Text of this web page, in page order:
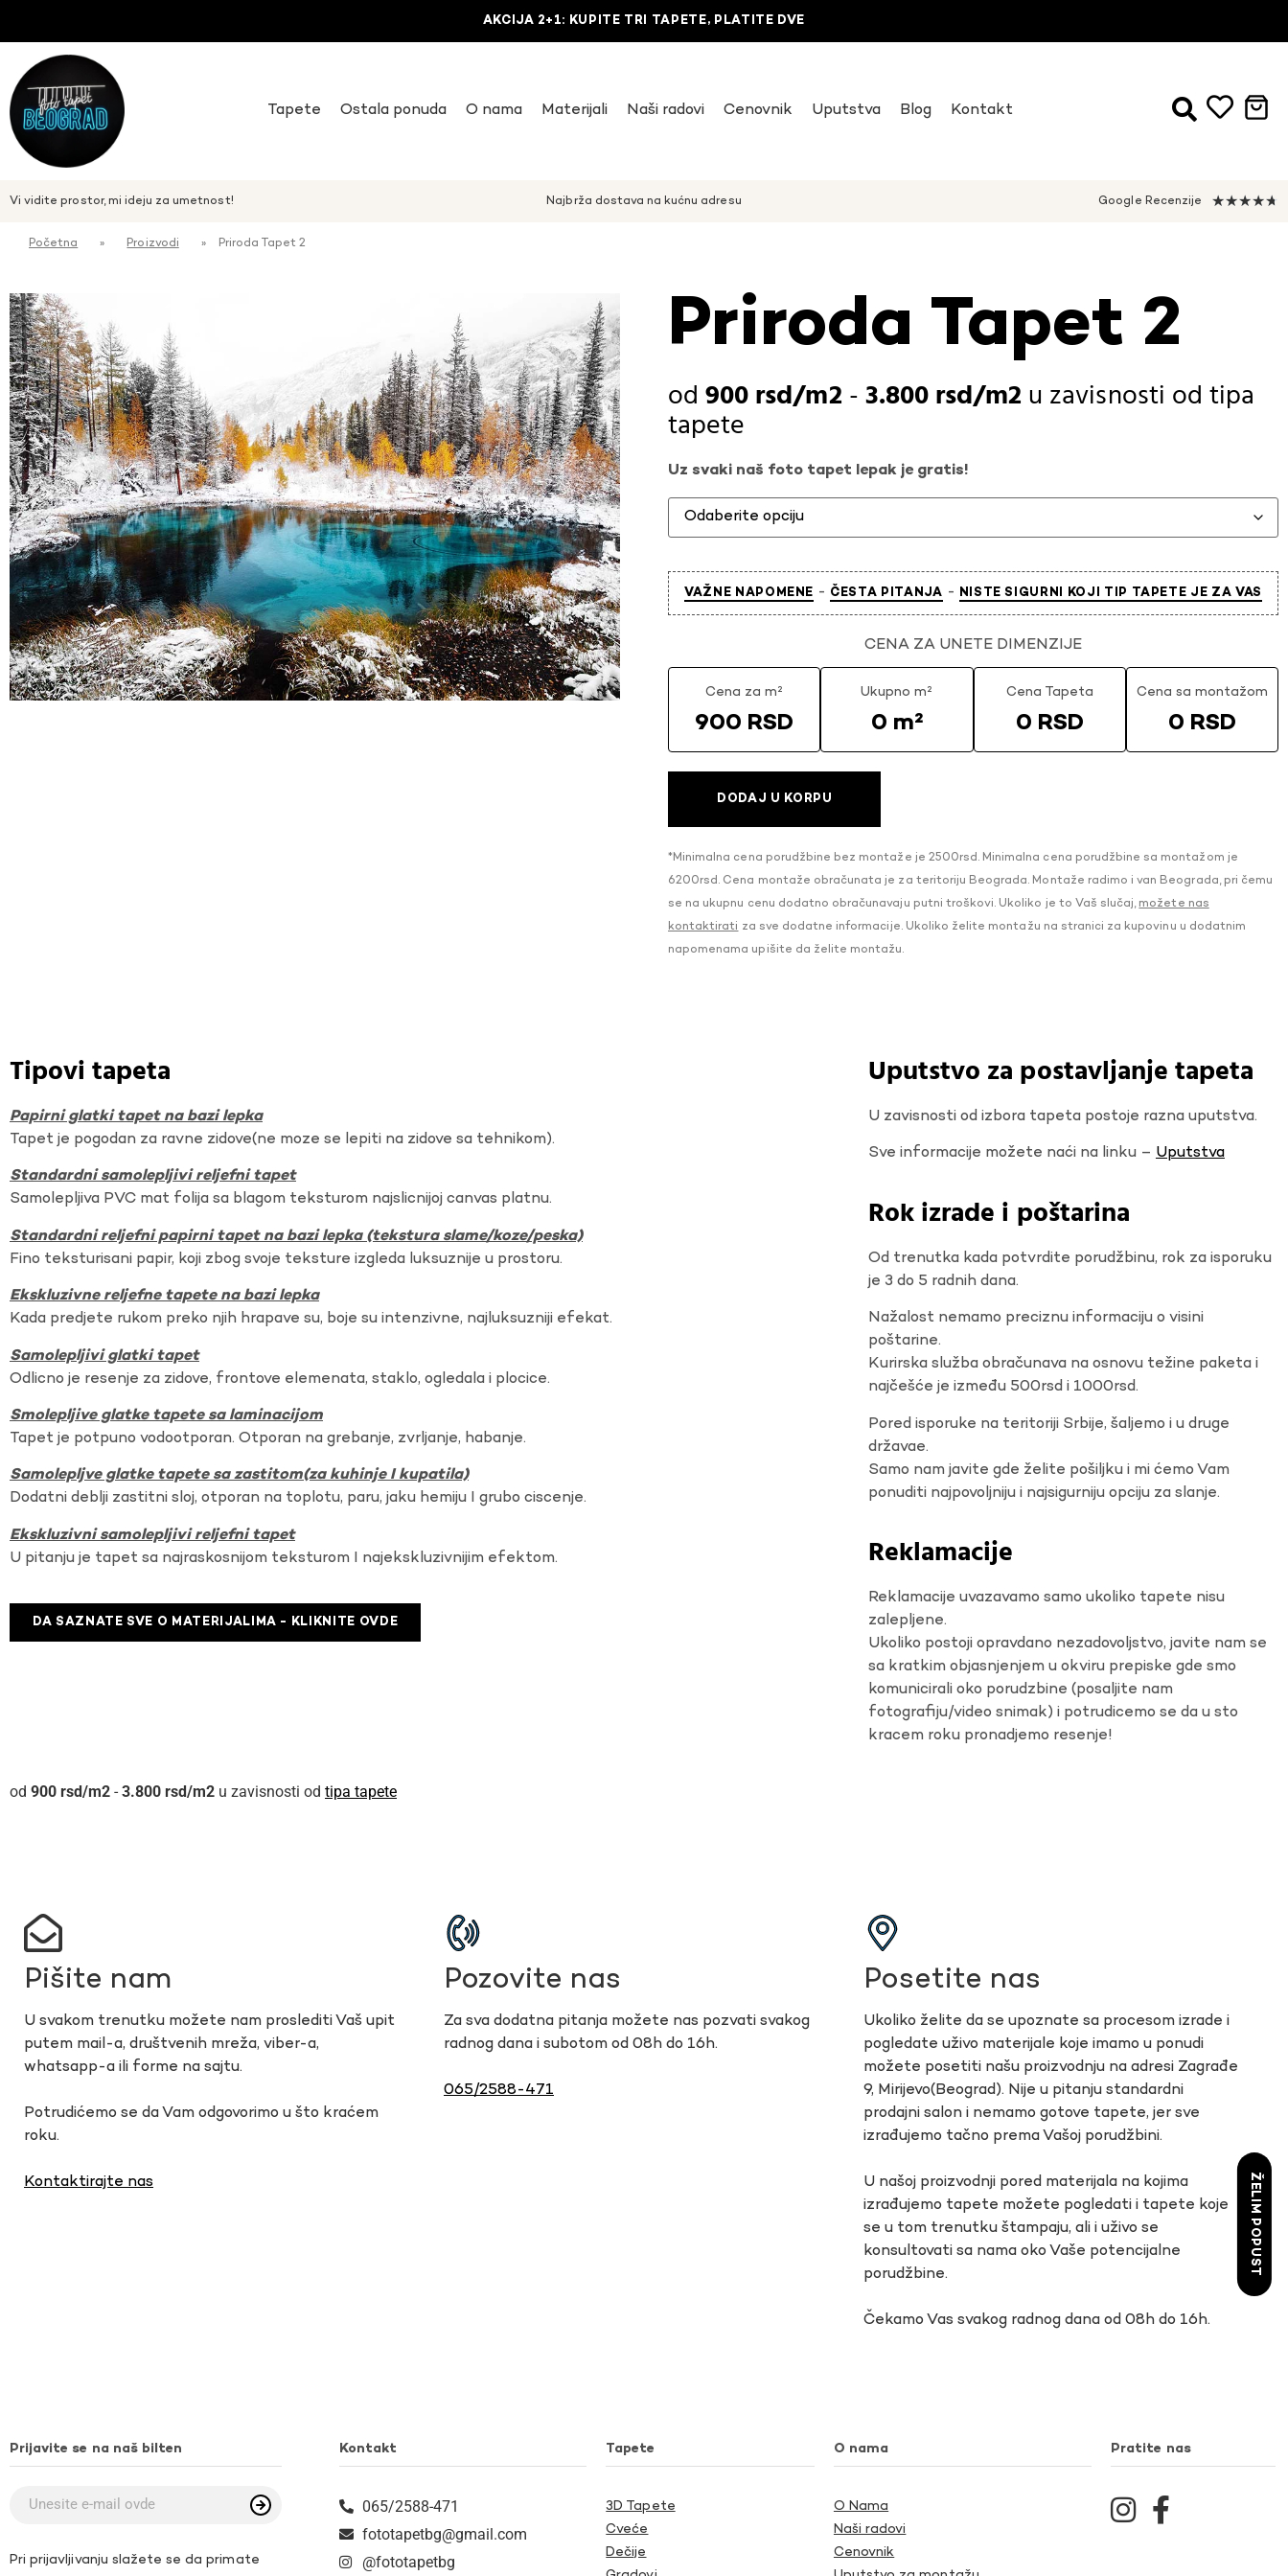
AKCIJA 2+1: KUPITE TRI TAPETE, PLATITE DVE
Tapete Ostala ponuda O nama Materijali Naši radovi Cenovnik Uputstva Blog Kontakt
Vi vidite prostor, mi ideju za umetnost! Najbrža dostava na kućnu adresu Google Recenzije ★★★★★
Početna » Proizvodi » Priroda Tapet 2
Priroda Tapet 2
900rsd -3.800rsd u zavisnosti od tipa
tapete
Uz svaki naš foto tapet lepak je gratis!
VAŽNE NAPOMENE - ČESTA PITANJA - NISTE SIGURNI KOJI TIP TAPETE JE ZA VAS
CENA ZA UNETE DIMENZIJE
Cena za m²
900 RSD
Ukupno m²
0 m²
Cena Tapeta
0 RSD
Cena sa montažom
0 RSD
DODAJ U KORPU
*Minimalna cena porudžbine bez montaže je 2500rsd. Minimalna cena porudžbine sa montažom je
6200rsd. Cena montaže obračunata je za teritoriju Beograda. Montaže radimo i van Beograda, pri čemu
se na ukupnu cenu dodatno obračunavaju putni troškovi. Ukoliko je to Vaš slučaj, možete nas
kontaktirati za sve dodatne informacije. Ukoliko želite montažu na stranici za kupovinu u dodatnim
napomenama upišite da želite montažu.
Tipovi tapeta
Papirni glatki tapet na bazi lepka
Tapet je pogodan za ravne zidove(ne moze se lepiti na zidove sa tehnikom).
Standardni samolepljivi reljefni tapet
Samolepljiva PVC mat folija sa blagom teksturom najslicnijoj canvas platnu.
Standardni reljefni papirni tapet na bazi lepka (tekstura slame/koze/peska)
Fino teksturisani papir, koji zbog svoje teksture izgleda luksuznije u prostoru.
Ekskluzivne reljefne tapete na bazi lepka
Kada predjete rukom preko njih hrapave su, boje su intenzivne, najluksuzniji efekat.
Samolepljivi glatki tapet
Odlicno je resenje za zidove, frontove elemenata, staklo, ogledala i plocice.
Smolepljive glatke tapete sa laminacijom
Tapet je potpuno vodootporan. Otporan na grebanje, zvrljanje, habanje.
Samolepljve glatke tapete sa zastitom(za kuhinje I kupatila)
Dodatni deblji zastitni sloj, otporan na toplotu, paru, jaku hemiju I grubo ciscenje.
Ekskluzivni samolepljivi reljefni tapet
U pitanju je tapet sa najraskosnijom teksturom I najekskluzivnijim efektom.
DA SAZNATE SVE O MATERIJALIMA - KLIKNITE OVDE
Uputstvo za postavljanje tapeta
U zavisnosti od izbora tapeta postoje razna uputstva.
Sve informacije možete naći na linku – Uputstva
Rok izrade i poštarina
Od trenutka kada potvrdite porudžbinu, rok za isporuku
je 3 do 5 radnih dana.
Nažalost nemamo preciznu informaciju o visini
poštarine.
Kurirska služba obračunava na osnovu težine paketa i
najčešće je između 500rsd i 1000rsd.
Pored isporuke na teritoriji Srbije, šaljemo i u druge
državae.
Samo nam javite gde želite pošiljku i mi ćemo Vam
ponuditi najpovoljniju i najsigurniju opciju za slanje.
Reklamacije
Reklamacije uvazavamo samo ukoliko tapete nisu
zalepljene.
Ukoliko postoji opravdano nezadovoljstvo, javite nam se
sa kratkim objasnjenjem u okviru prepiske gde smo
komunicirali oko porudzbine (posaljite nam
fotografiju/video snimak) i potrudicemo se da u sto
kracem roku pronadjemo resenje!
900 rsd - 3.800 rsd u zavisnosti od tipa tapete
Pišite nam
U svakom trenutku možete nam proslediti Vaš upit
putem mail-a, društvenih mreža, viber-a,
whatsapp-a ili forme na sajtu.
Potrudićemo se da Vam odgovorimo u što kraćem
roku.
Kontaktirajte nas
Pozovite nas
Za sva dodatna pitanja možete nas pozvati svakog
radnog dana i subotom od 08h do 16h.
065/2588-471
Posetite nas
Ukoliko želite da se upoznate sa procesom izrade i
pogledate uživo materijale koje imamo u ponudi
možete posetiti našu proizvodnju na adresi Zagrađe
9, Mirijevo(Beograd). Nije u pitanju standardni
prodajni salon i nemamo gotove tapete, jer sve
izrađujemo tačno prema Vašoj porudžbini.
U našoj proizvodnji pored materijala na kojima
izrađujemo tapete možete pogledati i tapete koje
se u tom trenutku štampaju, ali i uživo se
konsultovati sa nama oko Vaše potencijalne
porudžbine.
Čekamo Vas svakog radnog dana od 08h do 16h.
Prijavite se na naš bilten
Pri prijavljivanju slažete se da primate
Kontakt
065/2588-471
fototapetbg@gmail.com
@fototapetbg
Tapete
3D Tapete
Cveće
Dečije
O nama
O Nama
Naši radovi
Cenovnik
Pratite nas
ŽELIM POPUST